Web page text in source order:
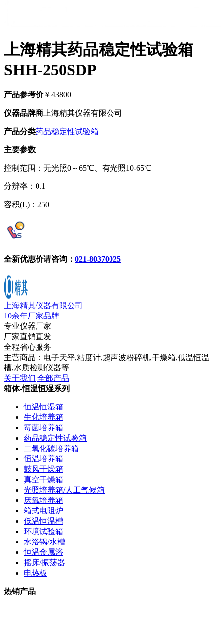
上海精其药品稳定性试验箱
SHH-250SDP
产品参考价￥43800
仪器品牌商 上海精其仪器有限公司
产品分类药品稳定性试验箱
主要参数
控制范围：无光照0～65℃、有光照10-65℃
分辨率：0.1
容积(L)：250
全新优惠价请咨询： 021-80370025
上海精其仪器有限公司
10余年厂家品牌
专业仪器厂家
厂家直销直发
全程省心服务
主营商品：电子天平,粘度计,超声波粉碎机,干燥箱,低温恒温
槽,水质检测仪器等
关于我们 全部产品
箱体-恒温恒湿系列
恒温恒湿箱
生化培养箱
霉菌培养箱
药品稳定性试验箱
二氧化碳培养箱
恒温培养箱
鼓风干燥箱
真空干燥箱
光照培养箱/人工气候箱
厌氧培养箱
箱式电阻炉
低温恒温槽
环境试验箱
水浴锅/水槽
恒温金属浴
摇床/振荡器
电热板
热销产品